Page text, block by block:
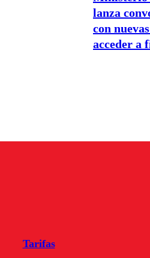
lanza
con
acceder a
Tarifas